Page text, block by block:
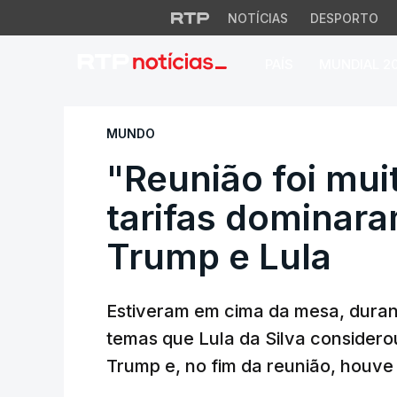
NOTÍCIAS DESPORTO
"Reunião foi
MUNDO
"Reunião foi
tarifas
Trump e Lula
Estiveram em cima da mesa,
temas que Lula da Silva
Trump e, no fim da reunião,